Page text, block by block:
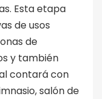
Esta etapa
de usos
de
y también
contará con
salón de